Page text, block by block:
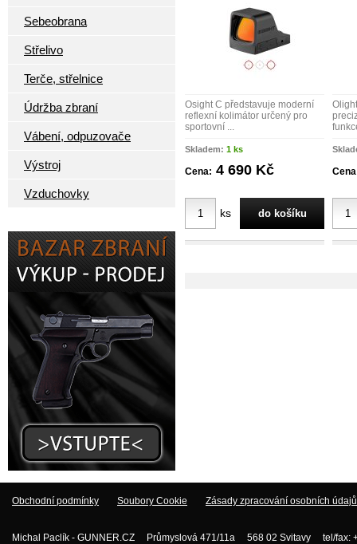
Sebeobrana
Střelivo
Terče, střelnice
Údržba zbraní
Vábení, odpuzovače
Výstroj
Vzduchovky
Osight C představuje moderní
reflexní kolimátor určený pro
sportovní ...
Skladem: 1 ks
Cena: 4 690 Kč
ks
Obchodní podmínky Soubory Cookie Zásady zpracování osobních údajů
Michal Paclík - GUNNER.CZ Průmyslová 471/11a 568 02 Svitavy tel/